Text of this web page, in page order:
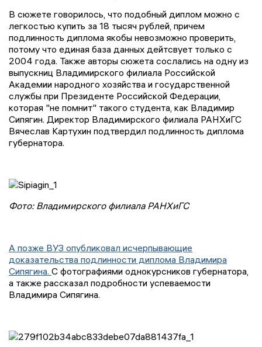
В сюжете говорилось, что подобный диплом можно с
легкостью купить за 18 тысяч рублей, причем
подлинность диплома якобы невозможно проверить,
потому что единая база данных дейтсвует только с
2004 года. Также авторы сюжета сослались на одну из
выпускниц Владимирского филиала Российской
Академии народного хозяйства и государственной
службы при Президенте Российской Федерации,
которая "не помнит" такого студента, как Владимир
Сипягин. Директор Владимирского филиала РАНХиГС
Вячеслав Картухин подтвердил подлинность диплома
губернатора.
Фото: Владимирского филиала РАНХиГС
А позже ВУЗ опубликовал исчерпывающие
доказательства подлинности диплома Владимира
Сипягина. С фотографиями однокурсников губернатора,
а также рассказал подробности успеваемости
Владимира Сипягина.